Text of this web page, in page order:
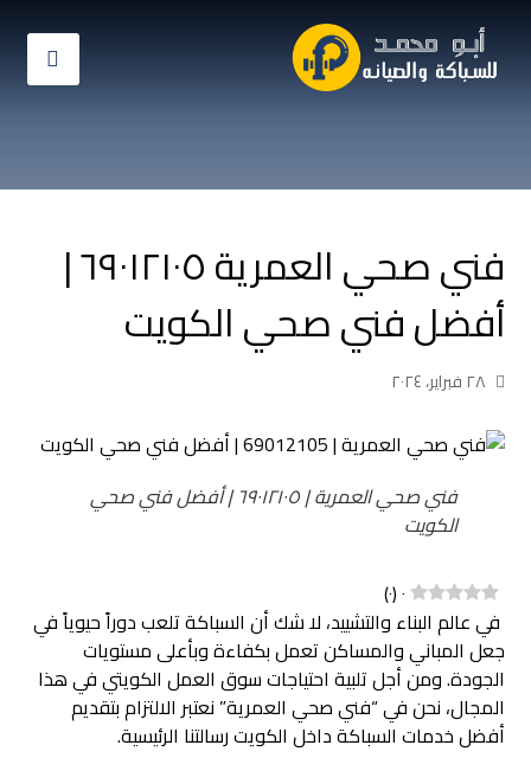
فني صحي العمرية ٦٩٠١٢١٠٥ |
أفضل فني صحي الكويت
٢٨ فبراير، ٢٠٢٤
فني صحي العمرية | ٦٩٠١٢١٠٥ | أفضل فني صحي
الكويت
٠(٠)
في عالم البناء والتشييد، لا شك أن السباكة تلعب دوراً حيوياً في
جعل المباني والمساكن تعمل بكفاءة وبأعلى مستويات
الجودة. ومن أجل تلبية احتياجات سوق العمل الكويتي في هذا
المجال، نحن في “فني صحي العمرية” نعتبر الالتزام بتقديم
أفضل خدمات السباكة داخل الكويت رسالتنا الرئيسية.